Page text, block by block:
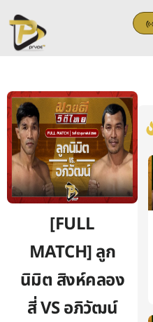
to
content
[FULL
MATCH] ลูก
นิมิต สิงห์คลอง
สี่ VS อภิวัฒน์